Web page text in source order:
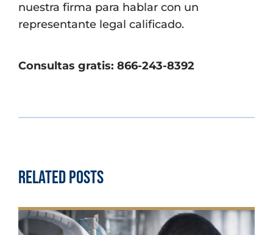
nuestra firma para hablar con un
representante legal calificado.
Consultas gratis: 866-243-8392
Related Posts